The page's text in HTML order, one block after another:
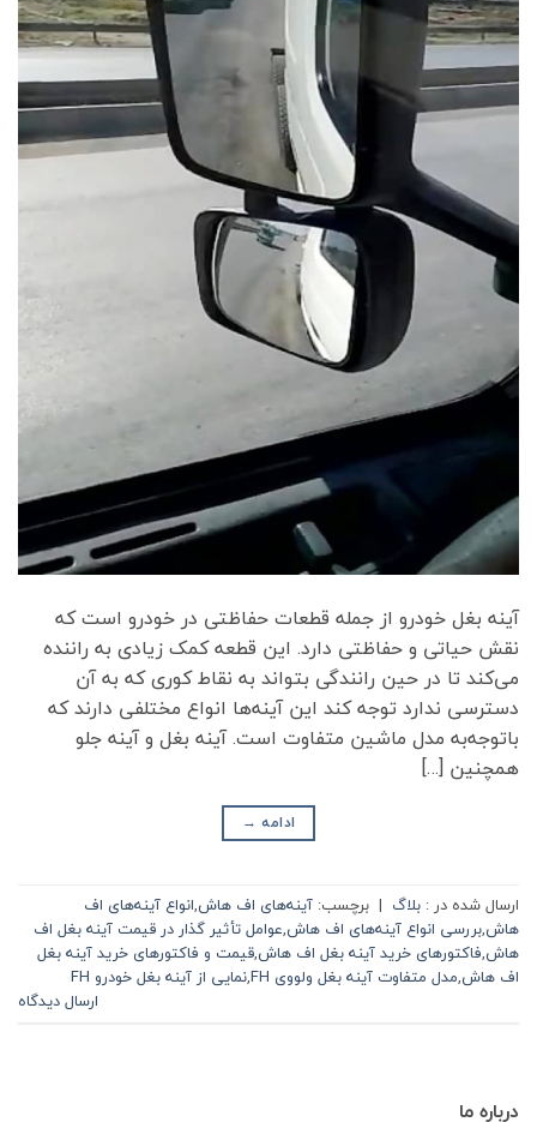
آینه بغل خودرو از جمله قطعات حفاظتی در خودرو است که
نقش حیاتی و حفاظتی دارد. این قطعه کمک زیادی به راننده
می‌کند تا در حین رانندگی بتواند به نقاط کوری که به آن
دسترسی ندارد توجه کند این آینه‌ها انواع مختلفی دارند که
باتوجه‌به مدل ماشین متفاوت است. آینه بغل و آینه جلو
همچنین […]
ادامه →
ارسال شده در : بلاگ | برچسب: آینه‌های اف هاش,انواع آینه‌های اف
هاش,بررسی انواع آینه‌های اف هاش,عوامل تأثیر گذار در قیمت آینه بغل اف
هاش,فاکتورهای خرید آینه بغل اف هاش,قیمت و فاکتورهای خرید آینه بغل
اف هاش,مدل متفاوت آینه بغل ولووی FH ,نمایی از آینه بغل خودرو FH
ارسال دیدگاه
درباره ما